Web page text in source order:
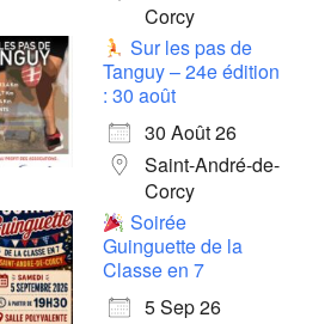
Corcy
Sur les pas de
Tanguy – 24e édition
: 30 août
30 Août 26
Saint-André-de-
Corcy
Soirée
Guinguette de la
Classe en 7
5 Sep 26